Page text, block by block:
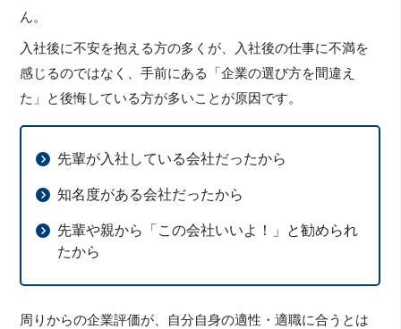
ん。
入社後に不安を抱える方の多くが、入社後の仕事に不満を
感じるのではなく、手前にある「企業の選び方を間違え
た」と後悔している方が多いことが原因です。
先輩が入社している会社だったから
知名度がある会社だったから
先輩や親から「この会社いいよ！」と勧められ
たから
周りからの企業評価が、自分自身の適性・適職に合うとは